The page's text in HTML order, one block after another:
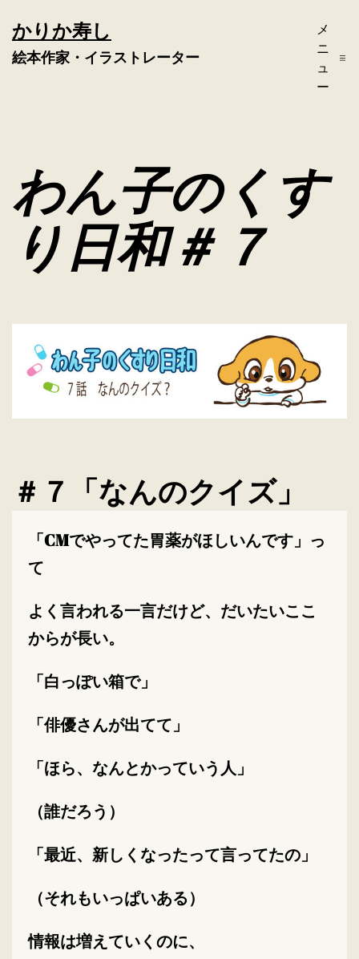
ン
テ
キ
かりか寿し
絵本作家・イラストレーター
メ
ニ
ュ
ー
わん子のくす
り日和＃７
＃７「なんのクイズ」
「CMでやってた胃薬がほしいんです」っ
て
よく言われる一言だけど、だいたいここ
からが長い。
「白っぽい箱で」
「俳優さんが出てて」
「ほら、なんとかっていう人」
（誰だろう）
「最近、新しくなったって言ってたの」
（それもいっぱいある）
情報は増えていくのに、